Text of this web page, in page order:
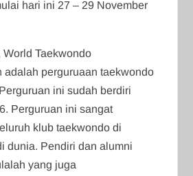
hari ini 27 – 29 November
Taekwondo
adalah perguruaan taekwondo
ini sudah berdiri
Perguruan ini sangat
klub taekwondo di
dunia. Pendiri dan alumni
yang juga